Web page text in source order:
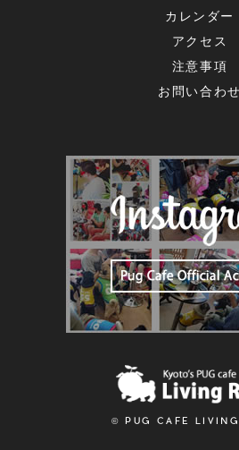
カレンダー
アクセス
注意事項
お問い合わせ
© PUG CAFE LIVING